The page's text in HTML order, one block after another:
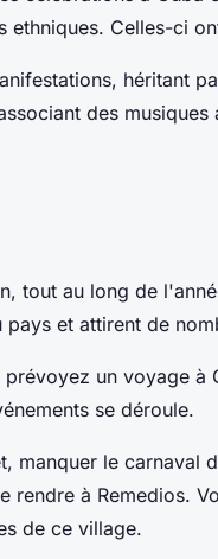
ethniques. Celles-ci
héritant
des
tout au long de
pays et attirent de
prévoyez un voyage
se déroule.
manquer le carnaval
rendre à Remedios.
de ce village.